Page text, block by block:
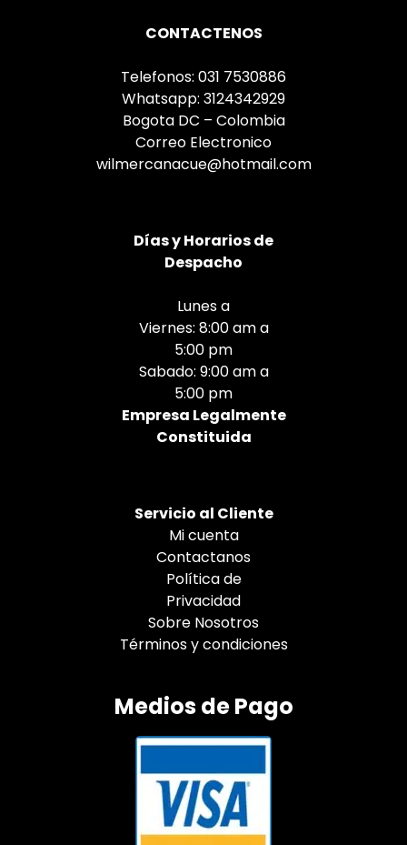
CONTACTENOS
Telefonos: 031 7530886
Whatsapp: 3124342929
Bogota DC – Colombia
Correo Electronico
wilmercanacue@hotmail.com
Díasy Horarios de
Despacho
Lunes a
Viernes: 8:00 am a
5:00 pm
Sabado: 9:00 am a
5:00 pm
Empresa Legalmente
Constituida
Servicio al Cliente
Mi cuenta
Contactanos
Política de
Privacidad
Sobre Nosotros
Términos y condiciones
Medios de Pago